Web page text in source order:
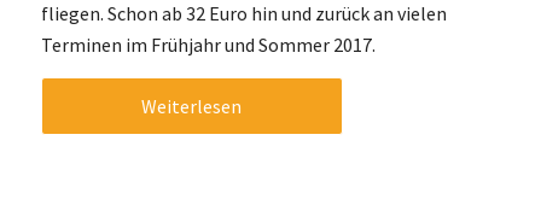
fliegen. Schon ab 32 Euro hin und zurück an vielen
Terminen im Frühjahr und Sommer 2017.
Weiterlesen